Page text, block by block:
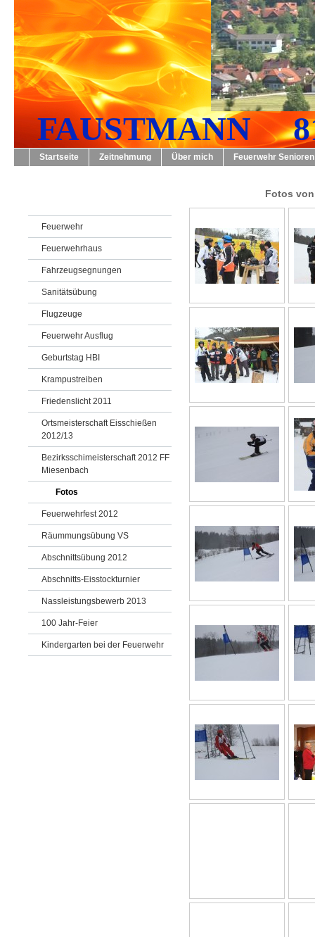
FAUSTMANN
Startseite Zeitnehmung Über mich Feuerwehr Senioren
Feuerwehr
Feuerwehrhaus
Fahrzeugsegnungen
Sanitätsübung
Flugzeuge
Feuerwehr Ausflug
Geburtstag HBI
Krampustreiben
Friedenslicht 2011
Ortsmeisterschaft Eisschießen
2012/13
Bezirksschimeisterschaft 2012 FF
Miesenbach
Fotos
Feuerwehrfest 2012
Räummungsübung VS
Abschnittsübung 2012
Abschnitts-Eisstockturnier
Nassleistungsbewerb 2013
100 Jahr-Feier
Kindergarten bei der Feuerwehr
Fotos